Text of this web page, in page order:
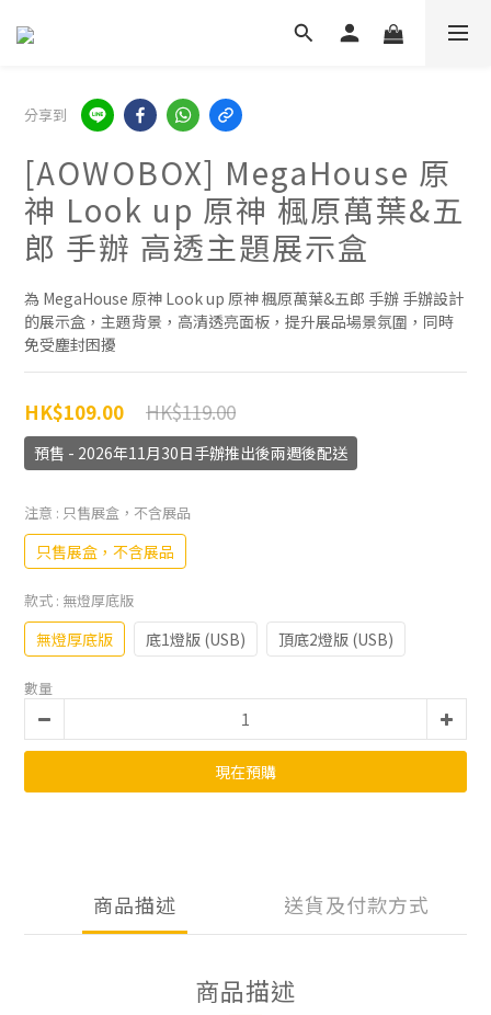
分享到
[AOWOBOX] MegaHouse 原
神 Look up 原神 楓原萬葉&五
郎 手辦 高透主題展示盒
為 MegaHouse 原神 Look up 原神 楓原萬葉&五郎 手辦 手辦設計
的展示盒，主題背景，高清透亮面板，提升展品場景氛圍，同時
免受塵封困擾
HK$119.00
HK$109.00
預售 - 2026年11月30日手辦推出後兩週後配送
注意 : 只售展盒，不含展品
只售展盒，不含展品
款式 : 無燈厚底版
無燈厚底版 底1燈版 (USB) 頂底2燈版 (USB)
數量
現在預購
商品描述 送貨及付款方式
商品描述